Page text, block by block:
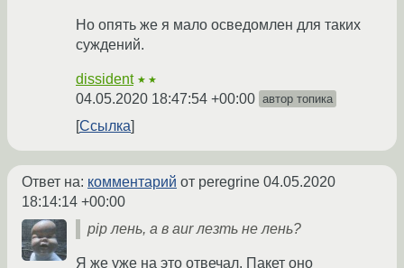
Но опять же я мало осведомлен для таких
суждений.
dissident ★★
04.05.2020 18:47:54 +00:00 автор топика
Ссылка
Ответ на: комментарий от peregrine 04.05.2020
18:14:14 +00:00
pip лень, а в aur лезть не лень?
Я же уже на это отвечал. Пакет оно